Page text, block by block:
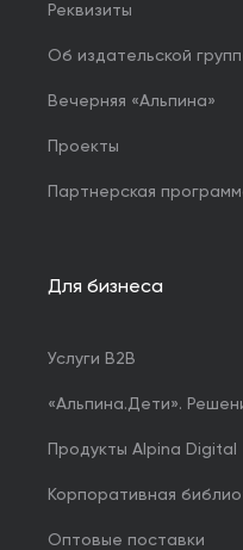
Реквизиты
Об издательской
Вечерняя «Альпина»
Проекты
Партнерская
Для бизнеса
Услуги B2B
«Альпина.Дети».
Продукты Alpina Digital
Корпоративная
Оптовые поставки